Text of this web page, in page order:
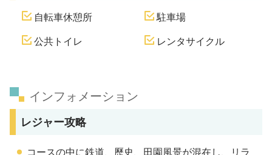
自転車休憩所
駐車場
公共トイレ
レンタサイクル
インフォメーション
レジャー攻略
コースの中に鉄道、歷史、田園風景が混在し、リラ